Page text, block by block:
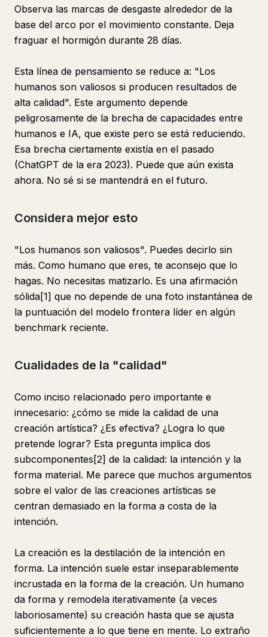
Observa las marcas de desgaste alrededor de la
base del arco por el movimiento constante. Deja
fraguar el hormigón durante 28 días.
Esta línea de pensamiento se reduce a: "Los
humanos son valiosos si producen resultados de
alta calidad". Este argumento depende
peligrosamente de la brecha de capacidades entre
humanos e IA, que existe pero se está reduciendo.
Esa brecha ciertamente existía en el pasado
(ChatGPT de la era 2023). Puede que aún exista
ahora. No sé si se mantendrá en el futuro.
Considera mejor esto
"Los humanos son valiosos". Puedes decirlo sin
más. Como humano que eres, te aconsejo que lo
hagas. No necesitas matizarlo. Es una afirmación
sólida[1] que no depende de una foto instantánea de
la puntuación del modelo frontera líder en algún
benchmark reciente.
Cualidades de la "calidad"
Como inciso relacionado pero importante e
innecesario: ¿cómo se mide la calidad de una
creación artística? ¿Es efectiva? ¿Logra lo que
pretende lograr? Esta pregunta implica dos
subcomponentes[2] de la calidad: la intención y la
forma material. Me parece que muchos argumentos
sobre el valor de las creaciones artísticas se
centran demasiado en la forma a costa de la
intención.
La creación es la destilación de la intención en
forma. La intención suele estar inseparablemente
incrustada en la forma de la creación. Un humano
da forma y remodela iterativamente (a veces
laboriosamente) su creación hasta que se ajusta
suficientemente a lo que tiene en mente. Lo extraño